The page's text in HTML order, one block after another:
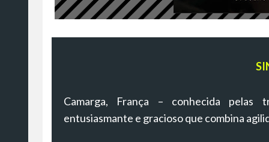
Camarga, França – conhecida pelas
entusiasmante e gracioso que combina